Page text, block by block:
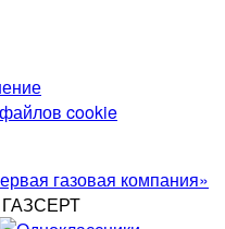
cookie
газовая компания»
ГАЗСЕРТ